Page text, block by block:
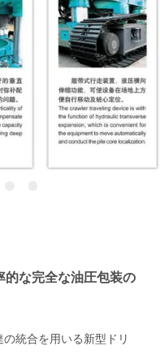
的な完全な油圧包装の
統合を用いる新型ドリ